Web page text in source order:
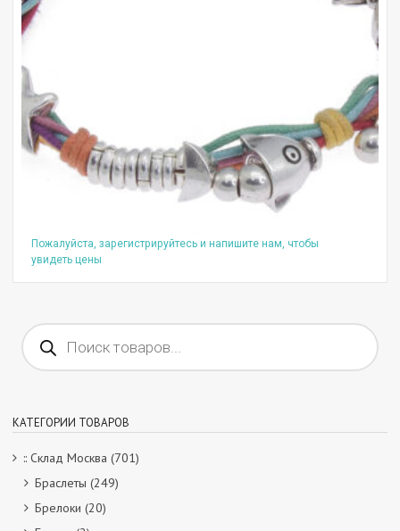
Пожалуйста, зарегистрируйтесь и напишите нам, чтобы
увидеть цены
Поиск
товаров
КАТЕГОРИИ ТОВАРОВ
:: Склад Москва (701)
Браслеты (249)
Брелоки (20)